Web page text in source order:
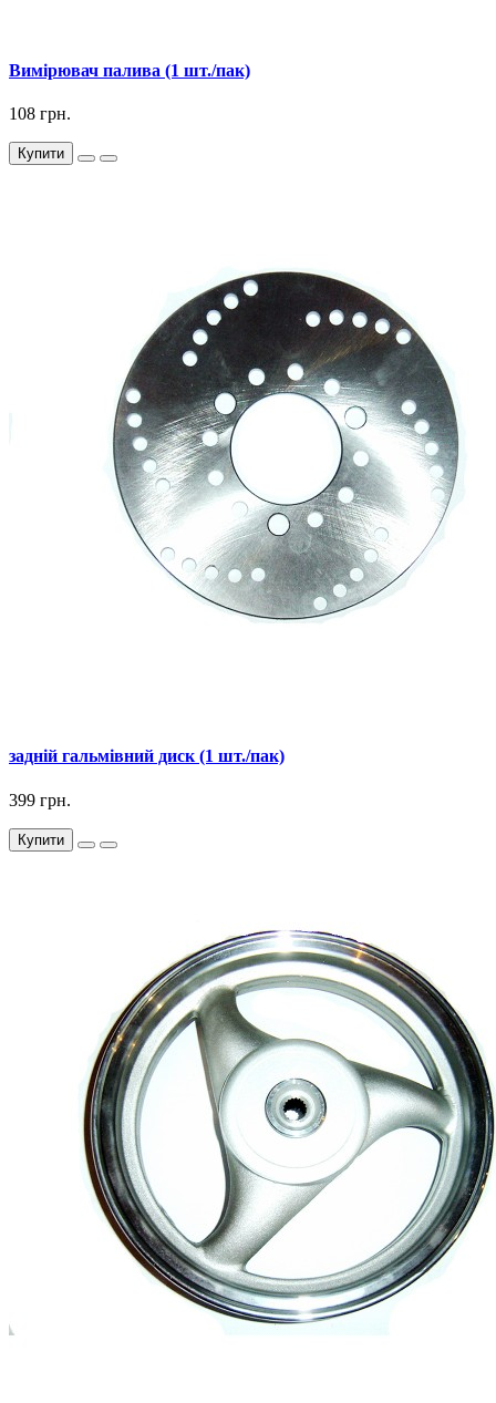
Вимірювач палива (1 шт./пак)
108 грн.
Купити
задній гальмівний диск (1 шт./пак)
399 грн.
Купити